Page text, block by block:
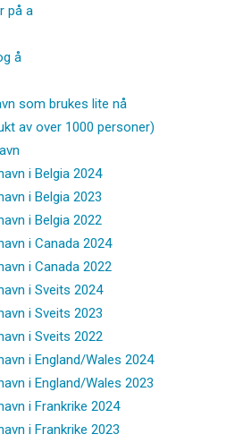
på a
å
som brukes lite nå
av over 1000 personer)
i Belgia 2024
i Belgia 2023
i Belgia 2022
i Canada 2024
i Canada 2022
i Sveits 2024
i Sveits 2023
i Sveits 2022
i England/Wales 2024
i England/Wales 2023
i Frankrike 2024
i Frankrike 2023